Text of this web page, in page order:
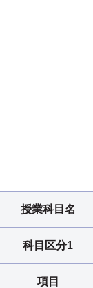
授業科目名
科目区分1
項目